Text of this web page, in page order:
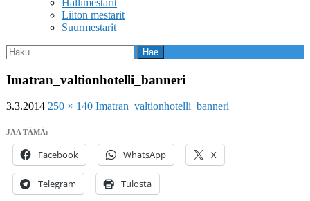
Hallimestarit
Liiton mestarit
Suurmestarit
Haku:
Imatran_valtionhotelli_banneri
3.3.2014 250 × 140 Imatran_valtionhotelli_banneri
JAA TÄMÄ:
Facebook WhatsApp X
Telegram Tulosta